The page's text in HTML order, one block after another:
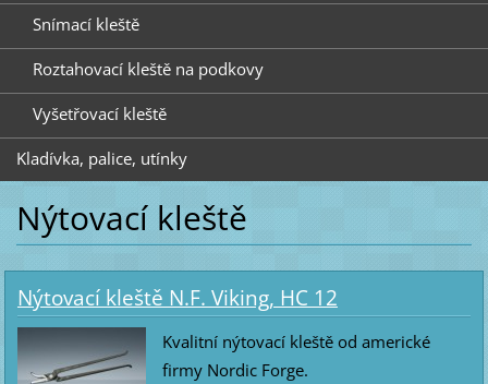
Snímací kleště
Roztahovací kleště na podkovy
Vyšetřovací kleště
Kladívka, palice, utínky
Nýtovací kleště
Nýtovací kleště N.F. Viking, HC 12
Kvalitní nýtovací kleště od americké
firmy Nordic Forge.